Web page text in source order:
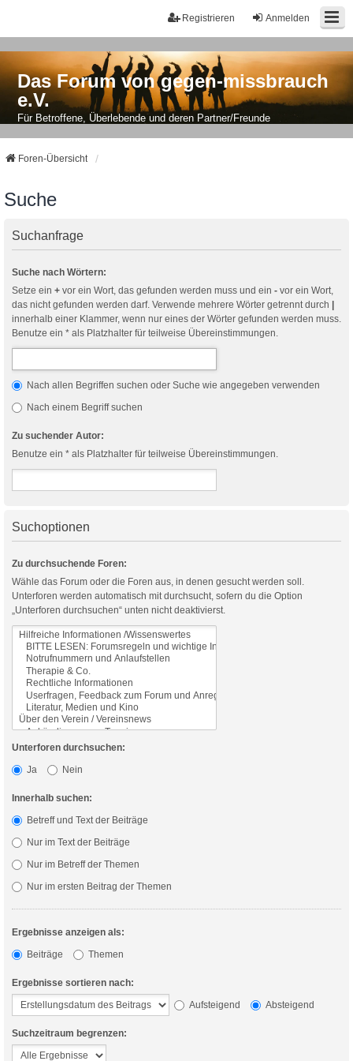
Anmelden
Registrieren
Das Forum von gegen-missbrauch
e.V.
Für Betroffene, Überlebende und deren Partner/Freunde
Foren-Übersicht
Suche
Suchanfrage
Suche nach Wörtern:
Setze ein + vor ein Wort, das gefunden werden muss und ein - vor ein Wort,
das nicht gefunden werden darf. Verwende mehrere Wörter getrennt durch |
innerhalb einer Klammer, wenn nur eines der Wörter gefunden werden muss.
Benutze ein * als Platzhalter für teilweise Übereinstimmungen.
Nach allen Begriffen suchen oder Suche wie angegeben verwenden
Nach einem Begriff suchen
Zu suchender Autor:
Benutze ein * als Platzhalter für teilweise Übereinstimmungen.
Suchoptionen
Zu durchsuchende Foren:
Wähle das Forum oder die Foren aus, in denen gesucht werden soll.
Unterforen werden automatisch mit durchsucht, sofern du die Option
„Unterforen durchsuchen“ unten nicht deaktivierst.
Unterforen durchsuchen:
Ja
Nein
Innerhalb suchen:
Betreff und Text der Beiträge
Nur im Text der Beiträge
Nur im Betreff der Themen
Nur im ersten Beitrag der Themen
Ergebnisse anzeigen als:
Beiträge
Themen
Ergebnisse sortieren nach:
Aufsteigend
Absteigend
Suchzeitraum begrenzen: